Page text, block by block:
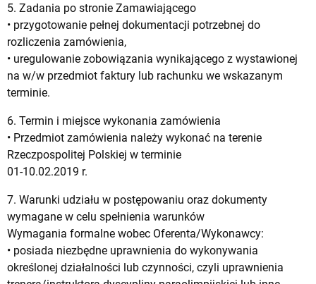
5. Zadania po stronie Zamawiającego
• przygotowanie pełnej dokumentacji potrzebnej do
rozliczenia zamówienia,
• uregulowanie zobowiązania wynikającego z wystawionej
na w/w przedmiot faktury lub rachunku we wskazanym
terminie.
6. Termin i miejsce wykonania zamówienia
• Przedmiot zamówienia należy wykonać na terenie
Rzeczpospolitej Polskiej w terminie
01-10.02.2019 r.
7. Warunki udziału w postępowaniu oraz dokumenty
wymagane w celu spełnienia warunków
Wymagania formalne wobec Oferenta/Wykonawcy:
• posiada niezbędne uprawnienia do wykonywania
określonej działalności lub czynności, czyli uprawnienia